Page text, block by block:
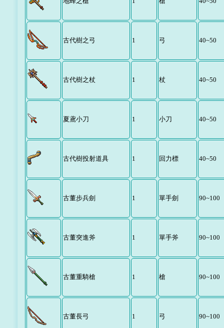
古代樹之弓 1 弓 40~50
古代樹之杖 1 杖 40~50
夏鳶小刀 1 小刀 40~50
古代樹投射道具 1 回力標 40~50
古董步兵劍 1 單手劍 90~100
古董突進斧 1 單手斧 90~100
古董重騎槍 1 槍 90~100
古董長弓 1 弓 90~100